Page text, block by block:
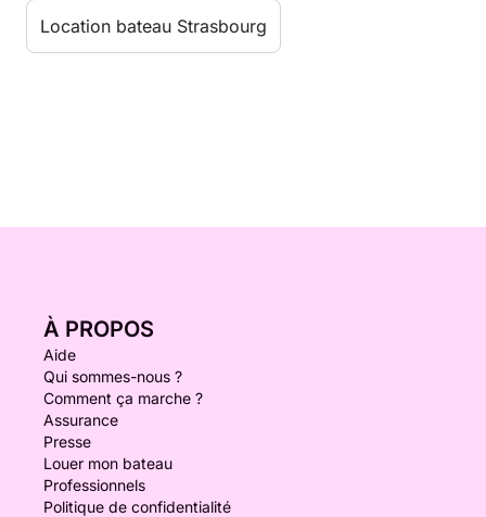
Location bateau Strasbourg
À PROPOS
Aide
Qui sommes-nous ?
Comment ça marche ?
Assurance
Presse
Louer mon bateau
Professionnels
Politique de confidentialité